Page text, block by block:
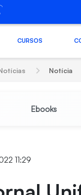
CURSOS
Notícia
Ebooks
11:29